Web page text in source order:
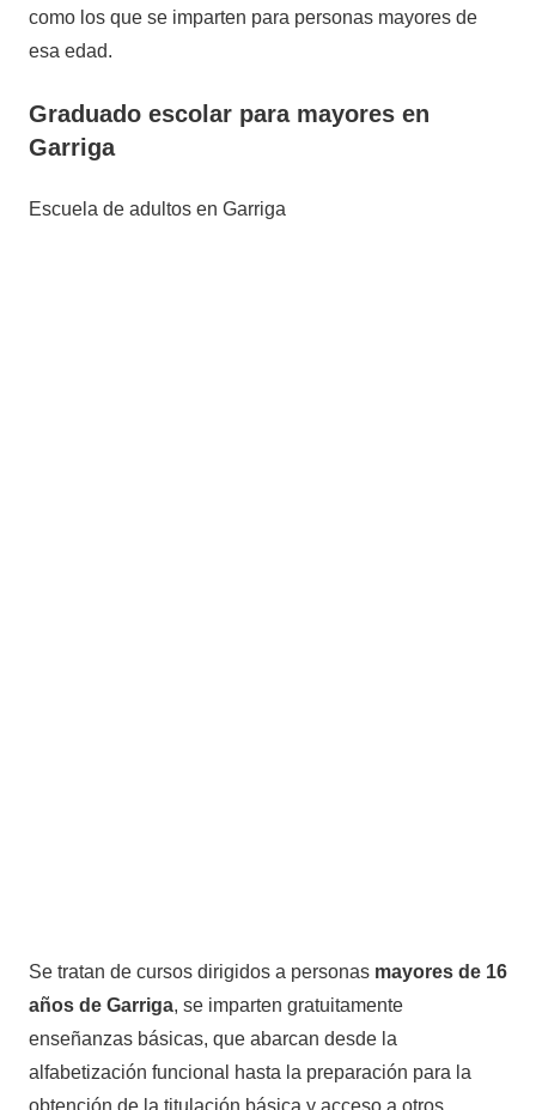
como los que se imparten para personas mayores de
esa edad.
Graduado escolar para mayores en
Garriga
Escuela de adultos en Garriga
Se tratan de cursos dirigidos a personas mayores de 16
años de Garriga, se imparten gratuitamente
enseñanzas básicas, que abarcan desde la
alfabetización funcional hasta la preparación para la
obtención de la titulación básica y acceso a otros